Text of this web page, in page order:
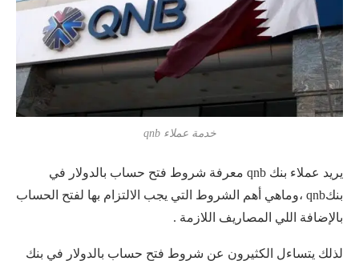
خدمة عملاء qnb
يريد عملاء بنك qnb معرفة شروط فتح حساب بالدولار في
بنكqnb ،وماهي أهم الشروط التي يجب الالتزام بها لفتح الحساب
بالإضافة اللي المصاريف اللازمة .
لذلك يتساءل الكثيرون عن شروط فتح حساب بالدولار في بنك